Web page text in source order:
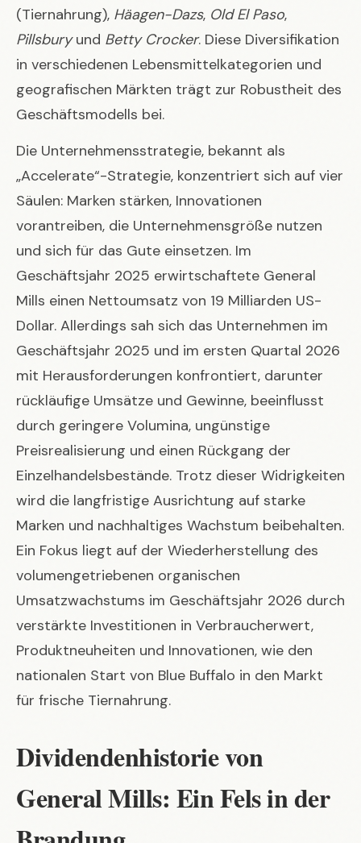
(Tiernahrung), Häagen-Dazs, Old El Paso,
Pillsburyund Betty Crocker. Diese Diversifikation
in verschiedenen Lebensmittelkategorien und
geografischen Märkten trägt zur Robustheit des
Geschäftsmodells bei.
Die Unternehmensstrategie, bekannt als
„Accelerate“-Strategie, konzentriert sich auf vier
Säulen: Marken stärken, Innovationen
vorantreiben, die Unternehmensgröße nutzen
und sich für das Gute einsetzen. Im
Geschäftsjahr 2025 erwirtschaftete General
Mills einen Nettoumsatz von 19 Milliarden US-
Dollar. Allerdings sah sich das Unternehmen im
Geschäftsjahr 2025 und im ersten Quartal 2026
mit Herausforderungen konfrontiert, darunter
rückläufige Umsätze und Gewinne, beeinflusst
durch geringere Volumina, ungünstige
Preisrealisierung und einen Rückgang der
Einzelhandelsbestände. Trotz dieser Widrigkeiten
wird die langfristige Ausrichtung auf starke
Marken und nachhaltiges Wachstum beibehalten.
Ein Fokus liegt auf der Wiederherstellung des
volumengetriebenen organischen
Umsatzwachstums im Geschäftsjahr 2026 durch
verstärkte Investitionen in Verbraucherwert,
Produktneuheiten und Innovationen, wie den
nationalen Start von Blue Buffalo in den Markt
für frische Tiernahrung.
Dividendenhistorie von
General Mills: Ein Fels in der